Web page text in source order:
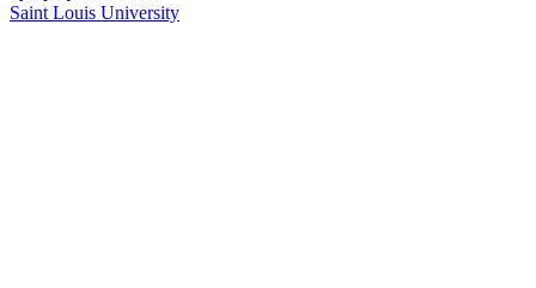
Saint Louis University